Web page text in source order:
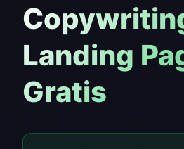
Landing
Gratis